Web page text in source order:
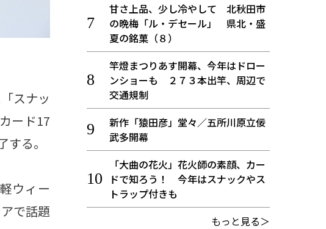
スナッ
ード17
る。
ウィー
で話題
甘さ上品、少し冷やして 北秋田市
の晩梅「ル・デセール」 県北・盛
夏の銘菓（８）
竿燈まつりあす開幕、今年はドロー
ンショーも ２７３本出竿、周辺で
交通規制
新作「猿田彦」堂々／五所川原立佞
武多開幕
「大曲の花火」花火師の素顔、カー
ドで知ろう！ 今年はスナックやス
トラップ付きも
もっと見る＞